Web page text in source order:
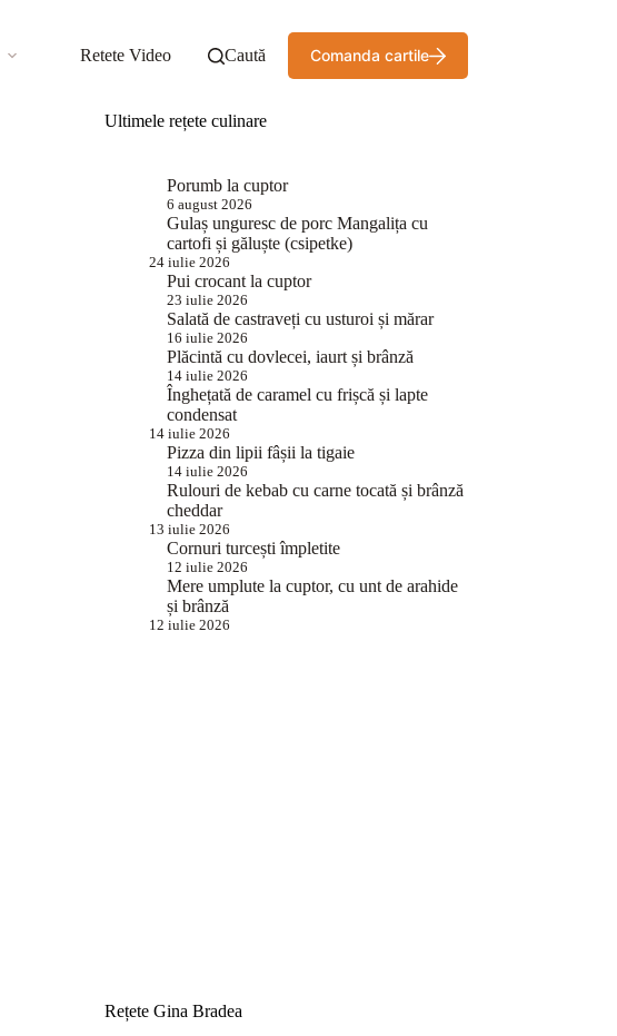
Retete Video Caută Comanda cartile
Ultimele rețete culinare
Porumb la cuptor
6 august 2026
Gulaș unguresc de porc Mangalița cu
cartofi și găluște (csipetke)
24 iulie 2026
Pui crocant la cuptor
23 iulie 2026
Salată de castraveți cu usturoi și mărar
16 iulie 2026
Plăcintă cu dovlecei, iaurt și brânză
14 iulie 2026
Înghețată de caramel cu frișcă și lapte
condensat
14 iulie 2026
Pizza din lipii fâșii la tigaie
14 iulie 2026
Rulouri de kebab cu carne tocată și brânză
cheddar
13 iulie 2026
Cornuri turcești împletite
12 iulie 2026
Mere umplute la cuptor, cu unt de arahide
și brânză
12 iulie 2026
Rețete Gina Bradea